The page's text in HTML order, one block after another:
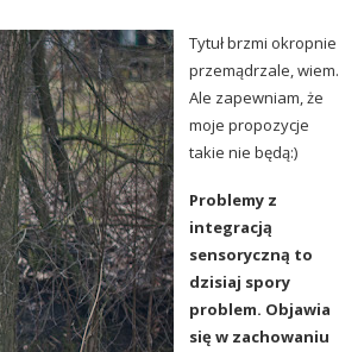
Tytuł brzmi okropnie
przemądrzale, wiem.
Ale zapewniam, że
moje propozycje
takie nie będą:)
Problemy z
integracją
sensoryczną to
dzisiaj spory
problem. Objawia
się w zachowaniu